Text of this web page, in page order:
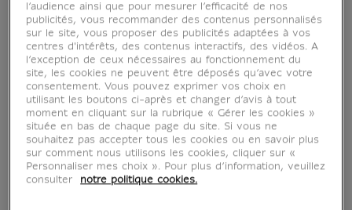
L'année 2019, cinquième centenaire de la mort
de Léonard de Vinci en France, revêt une
signification particulière pour le Louvre qui
possède la plus importante collection au
monde de peintures...
Lire la suite
l’audience ainsi que pour mesurer l’efficacité de nos
publicités, vous recommander des contenus personnalisés
sur le site, vous proposer des publicités adaptées à vos
centres d'intérêts, des contenus interactifs, des vidéos. A
l’exception de ceux nécessaires au fonctionnement du
site, les cookies ne peuvent être déposés qu’avec votre
consentement. Vous pouvez exprimer vos choix en
utilisant les boutons ci-après et changer d’avis à tout
moment en cliquant sur la rubrique « Gérer les cookies »
située en bas de chaque page du site. Si vous ne
souhaitez pas accepter tous les cookies ou en savoir plus
sur comment nous utilisons les cookies, cliquer sur «
Personnaliser mes choix ». Pour plus d’information, veuillez
consulter
notre politique cookies.